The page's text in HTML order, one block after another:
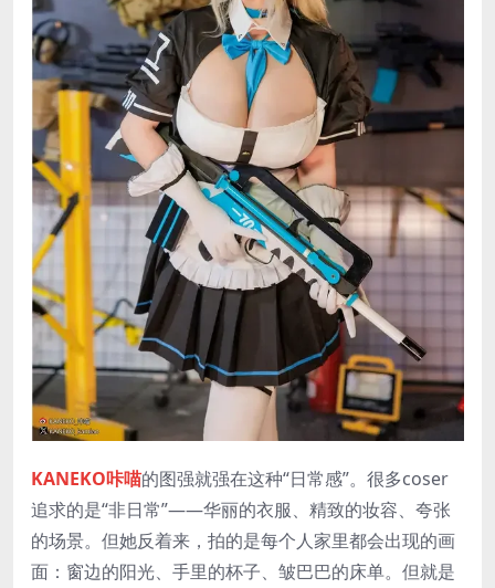
KANEKO咔喵的图强就强在这种“日常感”。很多coser
追求的是“非日常”——华丽的衣服、精致的妆容、夸张
的场景。但她反着来，拍的是每个人家里都会出现的画
面：窗边的阳光、手里的杯子、皱巴巴的床单。但就是